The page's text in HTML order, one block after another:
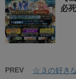
必
PREV
☆３の好き